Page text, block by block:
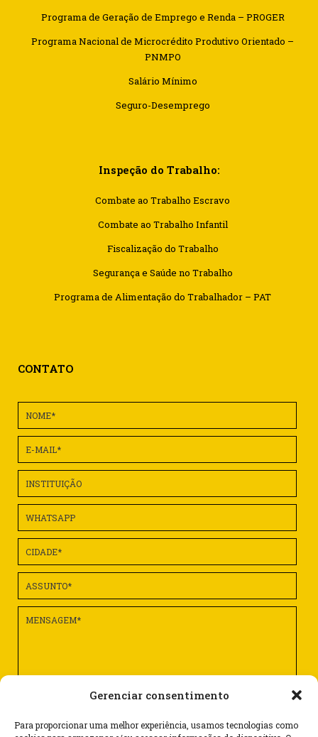
Gerenciar consentimento
Para proporcionar uma melhor experiência, usamos tecnologias como
Programa de Geração de Emprego e Renda – PROGER
Programa Nacional de Microcrédito Produtivo Orientado –
PNMPO
Salário Mínimo
Seguro-Desemprego
Inspeção do Trabalho:
Combate ao Trabalho Escravo
Combate ao Trabalho Infantil
Fiscalização do Trabalho
Segurança e Saúde no Trabalho
Programa de Alimentação do Trabalhador – PAT
CONTATO